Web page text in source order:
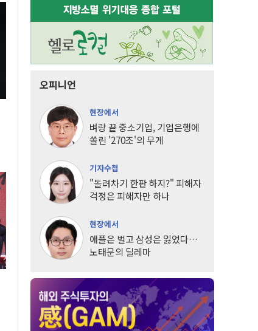
오피니언
현장에서
벼랑 끝 중소기업, 기업은행에
쏠린 '270조'의 무게
기자수첩
"돌려차기 한판 하지?" 피해자
걱정은 피해자만 하나
현장에서
애플은 벌고 삼성은 잃었다…
노태문의 딜레마